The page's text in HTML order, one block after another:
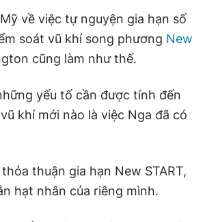
về việc tự nguyện gia hạn số
soát vũ khí song phương New
cũng làm như thế.
yếu tố cần được tính đến
khí mới nào là việc Nga đã có
thuận gia hạn New START,
hạt nhân của riêng mình.